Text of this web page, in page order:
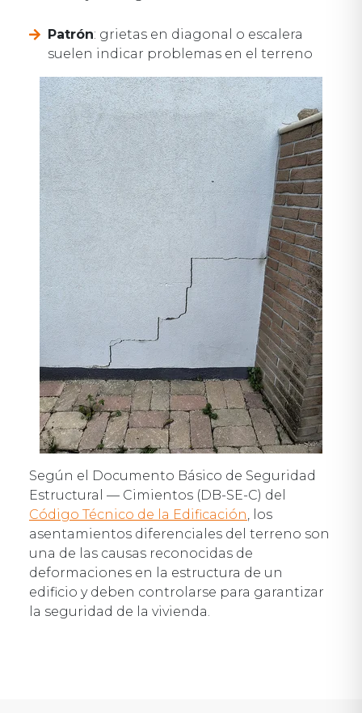
Patrón: grietas en diagonal o escalera
suelen indicar problemas en el terreno
Según el Documento Básico de Seguridad
Estructural — Cimientos (DB-SE-C) del
Código Técnico de la Edificación
, los
asentamientos diferenciales del terreno son
una de las causas reconocidas de
deformaciones en la estructura de un
edificio y deben controlarse para garantizar
la seguridad de la vivienda.